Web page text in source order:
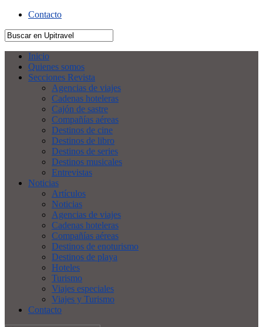
Contacto
Inicio
Quienes somos
Secciones Revista
Agencias de viajes
Cadenas hoteleras
Cajón de sastre
Compañías aéreas
Destinos de cine
Destinos de libro
Destinos de series
Destinos musicales
Entrevistas
Noticias
Artículos
Noticias
Agencias de viajes
Cadenas hoteleras
Compañías aéreas
Destinos de enoturismo
Destinos de playa
Hoteles
Turismo
Viajes especiales
Viajes y Turismo
Contacto